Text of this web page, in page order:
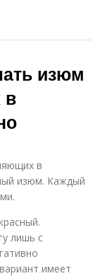
изюм
в
в
изюм. Каждый
лишь с
имеет